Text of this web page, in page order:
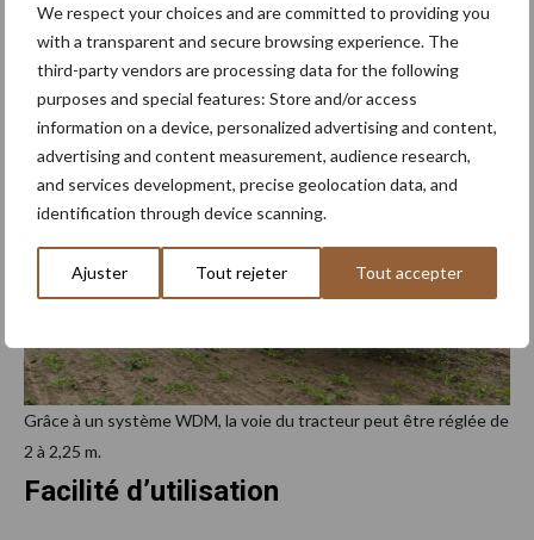
We respect your choices and are committed to providing you
with a transparent and secure browsing experience. The
third-party vendors are processing data for the following
purposes and special features: Store and/or access
information on a device, personalized advertising and content,
advertising and content measurement, audience research,
and services development, precise geolocation data, and
identification through device scanning.
Ajuster Tout rejeter Tout accepter
mais il n’aurait pas permis de monter les grandes roues. Grâce à
un système WDM, la voie peut être réglée de 2 à 2,25 m.
Grâce à un système WDM, la voie du tracteur peut être réglée de
2 à 2,25 m.
Facilité d’utilisation